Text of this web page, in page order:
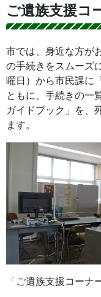
ご遺族支援コ
市では、身近な方が
の手続きをスムーズ
曜日）から市民課に
ともに、手続きの一
ガイドブック」を、
ます。
「ご遺族支援コーナ